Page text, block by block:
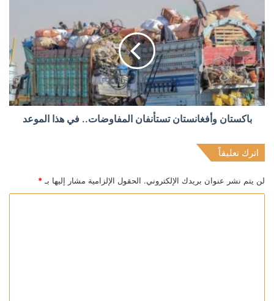
باكستان وأفغانستان تستأنفان المفاوضات.. في هذا الموعد
اترك تعليقاً
لن يتم نشر عنوان بريدك الإلكتروني. الحقول الإلزامية مشار إليها بـ *